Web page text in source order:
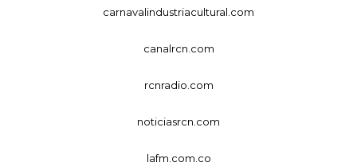
carnavalindustriacultural.com
canalrcn.com
rcnradio.com
noticiasrcn.com
lafm.com.co